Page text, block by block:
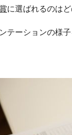
に選ばれるのは
テーションの様子